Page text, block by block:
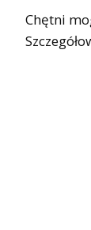
Chętni